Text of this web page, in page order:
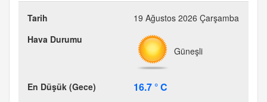
19 Ağustos 2026 Çarşamba
Güneşli
16.7 ° C